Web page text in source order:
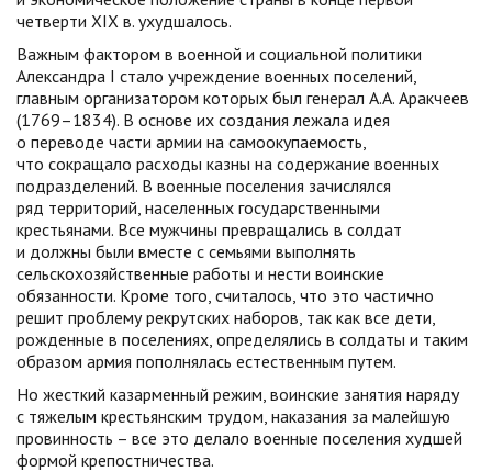
четверти XIX в. ухудшалось.
Важным фактором в военной и социальной политики
Александра I стало учреждение военных поселений,
главным организатором которых был генерал А.А. Аракчеев
(1769–1834). В основе их создания лежала идея
о переводе части армии на самоокупаемость,
что сокращало расходы казны на содержание военных
подразделений. В военные поселения зачислялся
ряд территорий, населенных государственными
крестьянами. Все мужчины превращались в солдат
и должны были вместе с семьями выполнять
сельскохозяйственные работы и нести воинские
обязанности. Кроме того, считалось, что это частично
решит проблему рекрутских наборов, так как все дети,
рожденные в поселениях, определялись в солдаты и таким
образом армия пополнялась естественным путем.
Но жесткий казарменный режим, воинские занятия наряду
с тяжелым крестьянским трудом, наказания за малейшую
провинность – все это делало военные поселения худшей
формой крепостничества.